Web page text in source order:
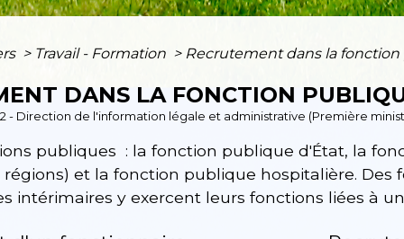
> Travail - Formation > Recrutement dans la
DANS LA FONCTION
- Direction de l'information légale et administrative (Première
publiques : la fonction publique d'État, la
et la fonction publique hospitalière. Des
intérimaires y exercent leurs fonctions liées à